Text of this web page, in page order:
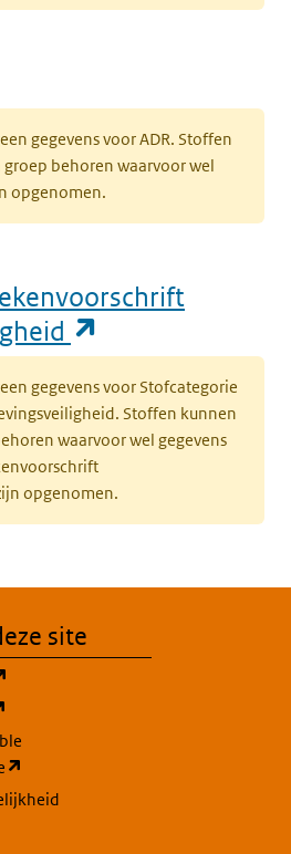
gegevens voor ADR. Stoffen
behoren waarvoor wel
opgenomen.
gegevens voor Stofcategorie
Stoffen kunnen
waarvoor wel gegevens
opgenomen.
tabblad)
tabblad)
nieuw tabblad)
site